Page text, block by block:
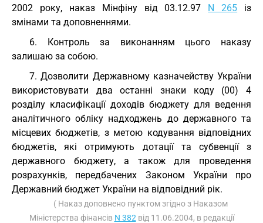
2002 року, наказ Мінфіну від 03.12.97 N 265 із
змінами та доповненнями.
6. Контроль за виконанням цього наказу
залишаю за собою.
7. Дозволити Державному казначейству України
використовувати два останні знаки коду (00) 4
розділу класифікації доходів бюджету для ведення
аналітичного обліку надходжень до державного та
місцевих бюджетів, з метою кодування відповідних
бюджетів, які отримують дотації та субвенції з
державного бюджету, а також для проведення
розрахунків, передбачених Законом України про
Державний бюджет України на відповідний рік.
( Наказ доповнено пунктом згідно з Наказом
Міністерства фінансів N 382 від 11.06.2004, в редакції